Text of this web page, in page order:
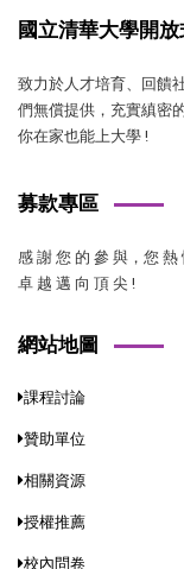
國立清華大學開
致力於人才培育、回饋
們無償提供，充實縝密
你在家也能上大學 !
募款專區
感 謝 您 的 參 與，您 熱
卓 越 邁 向 頂 尖 !
網站地圖
課程討論
贊助單位
相關資源
授權推薦
校內問卷